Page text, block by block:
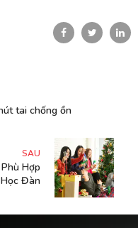
tai chống ồn
SAU
Hợp
Đàn